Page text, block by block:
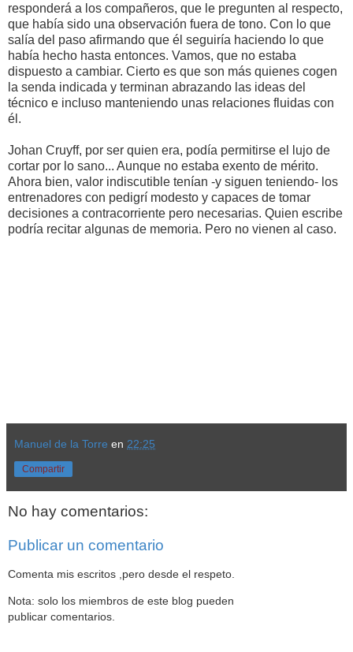
responderá a los compañeros, que le pregunten al respecto,
que había sido una observación fuera de tono. Con lo que
salía del paso afirmando que él seguiría haciendo lo que
había hecho hasta entonces. Vamos, que no estaba
dispuesto a cambiar. Cierto es que son más quienes cogen
la senda indicada y terminan abrazando las ideas del
técnico e incluso manteniendo unas relaciones fluidas con
él.
Johan Cruyff, por ser quien era, podía permitirse el lujo de
cortar por lo sano... Aunque no estaba exento de mérito.
Ahora bien, valor indiscutible tenían -y siguen teniendo- los
entrenadores con pedigrí modesto y capaces de tomar
decisiones a contracorriente pero necesarias. Quien escribe
podría recitar algunas de memoria. Pero no vienen al caso.
Manuel de la Torre en 22:25
Compartir
No hay comentarios:
Publicar un comentario
Comenta mis escritos ,pero desde el respeto.
Nota: solo los miembros de este blog pueden
publicar comentarios.